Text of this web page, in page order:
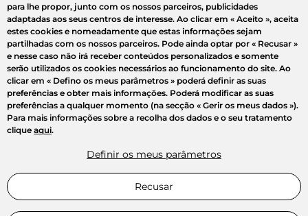
para lhe propor, junto com os nossos parceiros, publicidades
adaptadas aos seus centros de interesse. Ao clicar em « Aceito », aceita
estes cookies e nomeadamente que estas informações sejam
partilhadas com os nossos parceiros. Pode ainda optar por « Recusar »
e nesse caso não irá receber conteúdos personalizados e somente
serão utilizados os cookies necessários ao funcionamento do site. Ao
clicar em « Defino os meus parâmetros » poderá definir as suas
preferências e obter mais informações. Poderá modificar as suas
preferências a qualquer momento (na secção « Gerir os meus dados »).
Para mais informações sobre a recolha dos dados e o seu tratamento
clique aqui.
Definir os meus parâmetros
Recusar